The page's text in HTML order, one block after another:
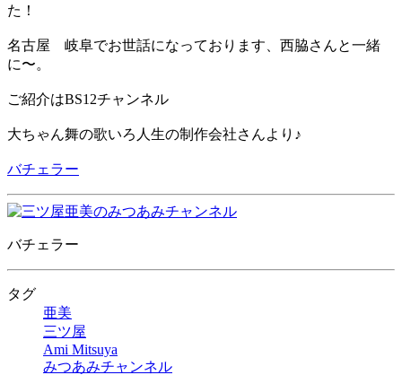
た！
名古屋 岐阜でお世話になっております、西脇さんと一緒
に〜。
ご紹介はBS12チャンネル
大ちゃん舞の歌いろ人生の制作会社さんより♪
バチェラー
バチェラー
タグ
亜美
三ツ屋
Ami Mitsuya
みつあみチャンネル